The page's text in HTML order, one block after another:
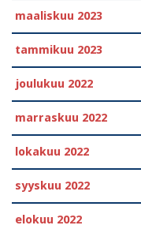
maaliskuu 2023
tammikuu 2023
joulukuu 2022
marraskuu 2022
lokakuu 2022
syyskuu 2022
elokuu 2022